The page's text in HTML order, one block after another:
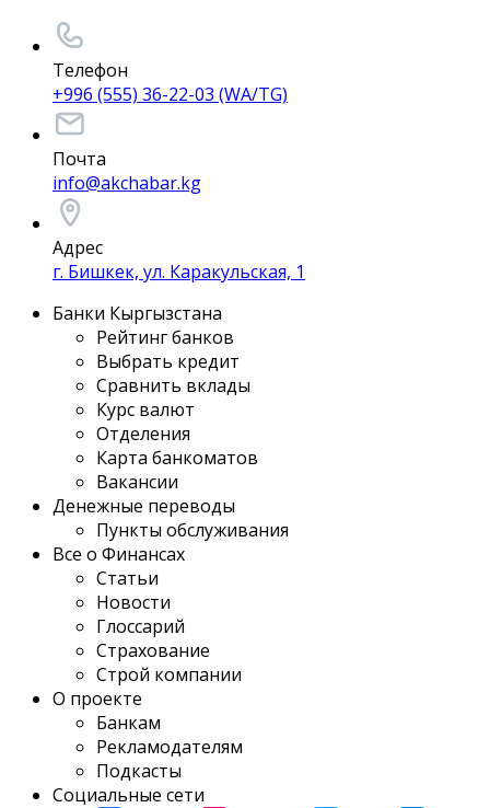
Телефон
+996 (555) 36-22-03 (WA/TG)
Почта
info@akchabar.kg
Адрес
г. Бишкек, ул. Каракульская, 1
Банки Кыргызстана
Рейтинг банков
Выбрать кредит
Сравнить вклады
Курс валют
Отделения
Карта банкоматов
Вакансии
Денежные переводы
Пункты обслуживания
Все о Финансах
Статьи
Новости
Глоссарий
Страхование
Строй компании
О проекте
Банкам
Рекламодателям
Подкасты
Социальные сети